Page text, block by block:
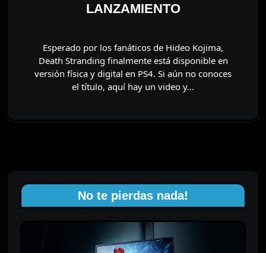
LANZAMIENTO
Esperado por los fanáticos de Hideo Kojima,
Death Stranding finalmente está disponible en
versión física y digital en PS4. Si aún no conoces
el título, aquí hay un video y…
No te pierdas nada!